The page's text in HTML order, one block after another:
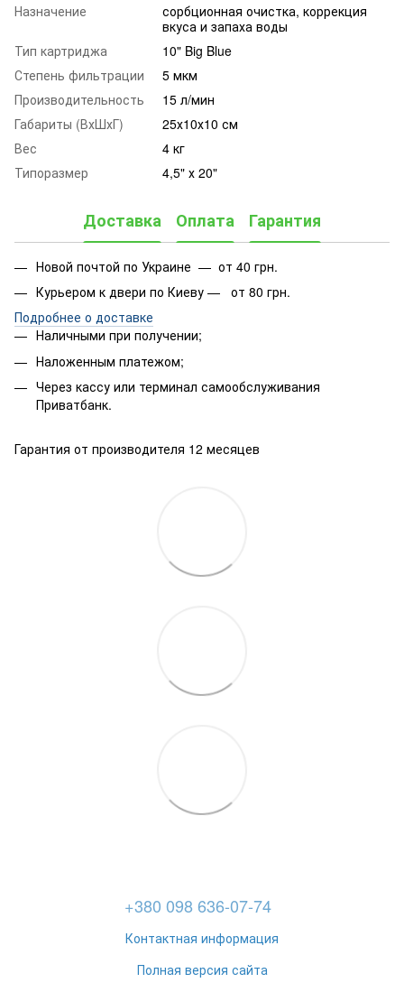
Назначение
сорбционная очистка, коррекция
вкуса и запаха воды
Тип картриджа
10" Big Blue
Степень фильтрации
5 мкм
Производительность
15 л/мин
Габариты (ВхШхГ)
25х10х10 см
Вес
4 кг
Типоразмер
4,5" х 20"
Доставка Оплата Гарантия
Новой почтой по Украине — от 40 грн.
Курьером к двери по Киеву — от 80 грн.
Подробнее о доставке
Наличными при получении;
Наложенным платежом;
Через кассу или терминал самообслуживания
Приватбанк.
Гарантия от производителя 12 месяцев
+380 098 636-07-74
Контактная информация
Полная версия сайта